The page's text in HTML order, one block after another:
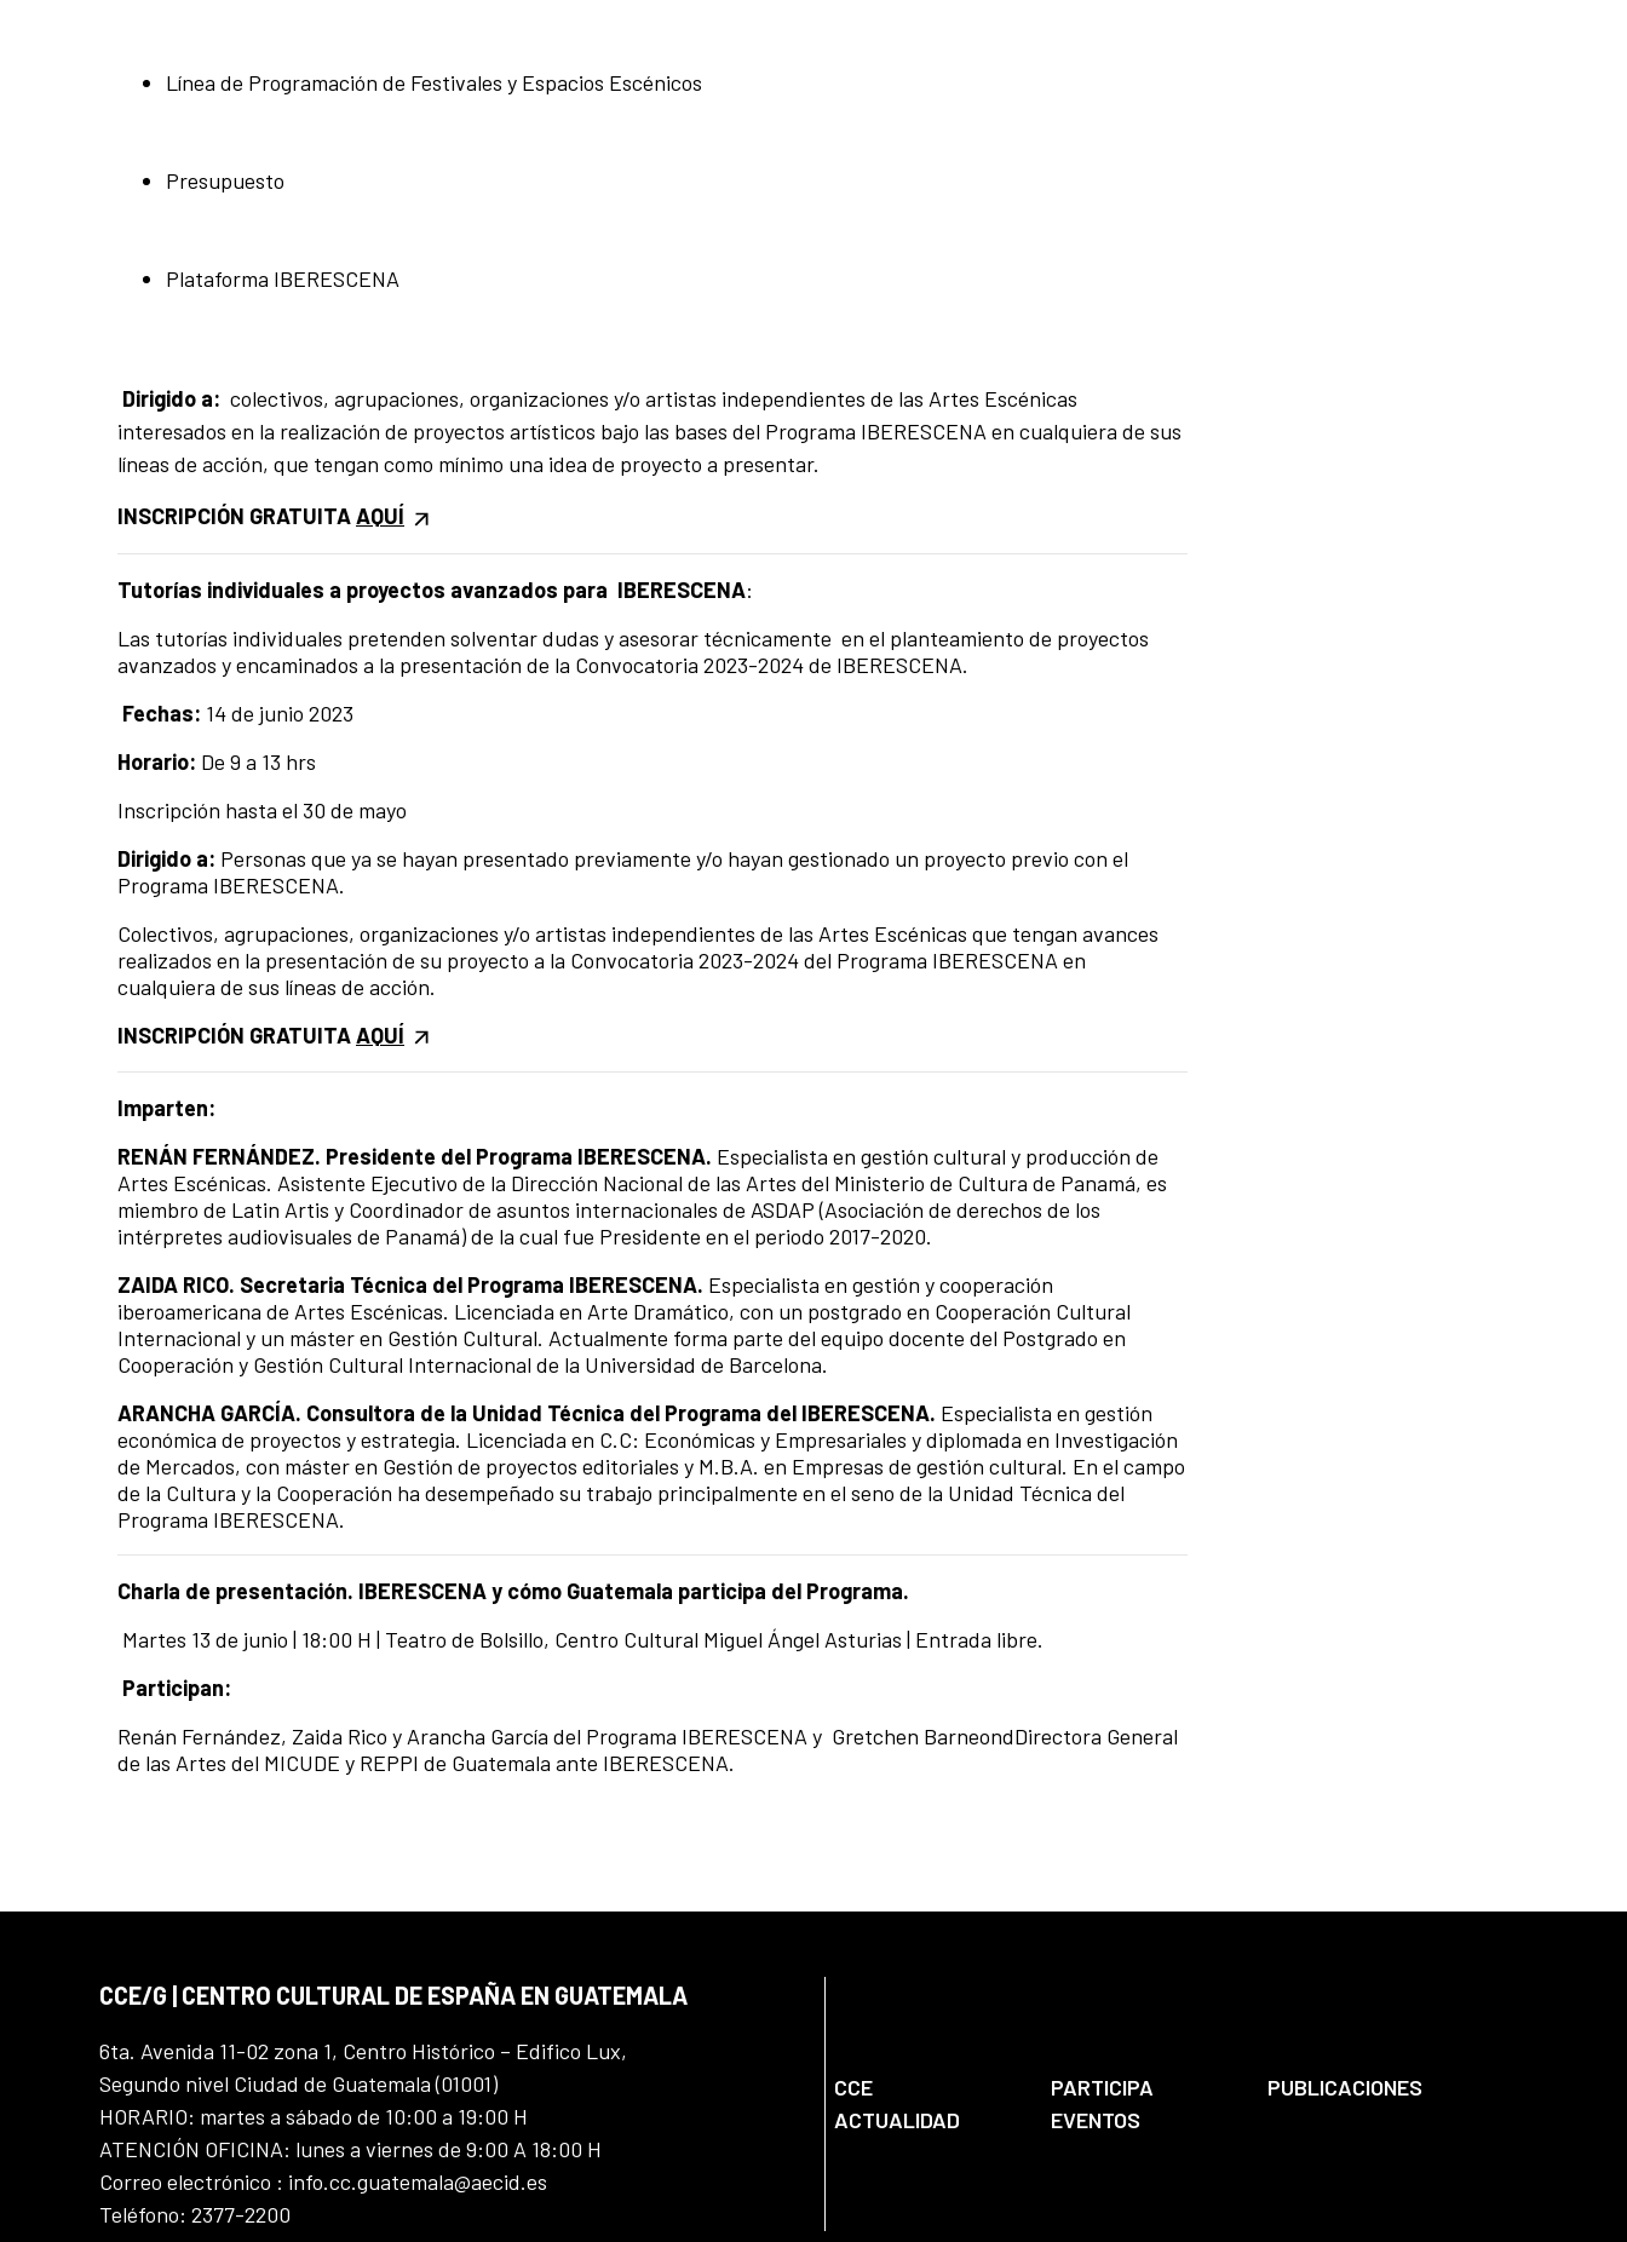
Línea de Programación de Festivales y Espacios Escénicos
Presupuesto
Plataforma IBERESCENA
Dirigido a: colectivos, agrupaciones, organizaciones y/o artistas independientes de las Artes Escénicas
interesados en la realización de proyectos artísticos bajo las bases del Programa IBERESCENA en cualquiera de sus
líneas de acción, que tengan como mínimo una idea de proyecto a presentar.
INSCRIPCIÓN GRATUITAAQUÍ
Tutorías individuales a proyectos avanzados para IBERESCENA:
Las tutorías individuales pretenden solventar dudas y asesorar técnicamente en el planteamiento de proyectos
avanzados y encaminados a la presentación de la Convocatoria 2023-2024 de IBERESCENA.
Fechas: 14de junio 2023
Horario: De 9 a 13 hrs
Inscripción hasta el 30 de mayo
Dirigido a: Personas que ya se hayan presentado previamente y/o hayan gestionado un proyecto previo con el
Programa IBERESCENA.
Colectivos, agrupaciones, organizaciones y/o artistas independientes de las Artes Escénicas que tengan avances
realizados en la presentación de su proyecto a la Convocatoria 2023-2024 del Programa IBERESCENA en
cualquiera de sus líneas de acción.
INSCRIPCIÓN GRATUITAAQUÍ
Imparten:
RENÁN FERNÁNDEZ. Presidente del Programa IBERESCENA. Especialista en gestión cultural y producción de
Artes Escénicas. Asistente Ejecutivo de la Dirección Nacional de las Artes del Ministerio de Cultura de Panamá, es
miembro de Latin Artis y Coordinador de asuntos internacionales de ASDAP (Asociación de derechos de los
intérpretes audiovisuales de Panamá) de la cual fue Presidente en el periodo 2017-2020.
ZAIDA RICO. Secretaria Técnica del Programa IBERESCENA. Especialista en gestión y cooperación
iberoamericana de Artes Escénicas. Licenciada en Arte Dramático, con un postgrado en Cooperación Cultural
Internacional y un máster en Gestión Cultural. Actualmente forma parte del equipo docente del Postgrado en
Cooperación y Gestión Cultural Internacional de la Universidad de Barcelona.
ARANCHA GARCÍA. Consultora de la Unidad Técnica del Programa del IBERESCENA. Especialista en gestión
económica de proyectos y estrategia. Licenciada en C.C: Económicas y Empresariales y diplomada en Investigación
de Mercados, con máster en Gestión de proyectos editoriales y M.B.A. en Empresas de gestión cultural. En el campo
de la Cultura y la Cooperación ha desempeñado su trabajo principalmente en el seno de la Unidad Técnica del
Programa IBERESCENA.
Charla de presentación. IBERESCENA y cómo Guatemala participa del Programa.
Martes 13 de junio | 18:00 H | Teatro de Bolsillo, Centro Cultural Miguel Ángel Asturias | Entrada libre.
Participan:
Renán Fernández, Zaida Rico y Arancha García del Programa IBERESCENA y Gretchen BarneondDirectora General
de las Artes del MICUDE y REPPI de Guatemala ante IBERESCENA.
CCE/G | CENTRO CULTURAL DE ESPAÑA EN GUATEMALA
6ta. Avenida 11-02 zona 1, Centro Histórico – Edifico Lux,
Segundo nivel Ciudad de Guatemala (01001)
HORARIO: martes a sábado de 10:00 a 19:00 H
ATENCIÓN OFICINA: lunes a viernes de 9:00 A 18:00 H
Correo electrónico : info.cc.guatemala@aecid.es
Teléfono: 2377-2200
CCE PARTICIPA
PUBLICACIONES
ACTUALIDAD
EVENTOS